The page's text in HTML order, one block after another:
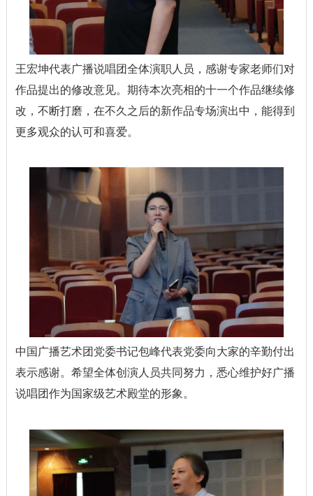
王宏坤代表广播说唱团全体演职人员，感谢专家老师们对
作品提出的修改意见。期待本次亮相的十一个作品继续修
改，不断打磨，在不久之后的新作品专场演出中，能得到
更多观众的认可和喜爱。
中国广播艺术团党委书记包峰代表党委向大家的辛勤付出
表示感谢。希望全体创演人员共同努力，悉心维护好广播
说唱团作为国家级艺术殿堂的形象。